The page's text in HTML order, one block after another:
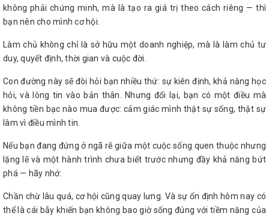
không phải chứng minh, mà là tạo ra giá trị theo cách riêng — thì
bạn nên cho mình cơ hội.
Làm chủ không chỉ là sở hữu một doanh nghiệp, mà là làm chủ tư
duy, quyết định, thời gian và cuộc đời.
Con đường này sẽ đòi hỏi bạn nhiều thứ: sự kiên định, khả năng học
hỏi, và lòng tin vào bản thân. Nhưng đổi lại, bạn có một điều mà
không tiền bạc nào mua được: cảm giác mình thật sự sống, thật sự
làm vì điều mình tin.
Nếu bạn đang đứng ở ngã rẽ giữa một cuộc sống quen thuộc nhưng
lặng lẽ và một hành trình chưa biết trước nhưng đầy khả năng bứt
phá — hãy nhớ:
Chần chừ lâu quá, cơ hội cũng quay lưng. Và sự ổn định hôm nay có
thể là cái bẫy khiến bạn không bao giờ sống đúng với tiềm năng của